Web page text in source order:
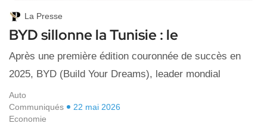
La Presse
BYD sillonne la Tunisie : le
Après une première édition couronnée de succès en
2025, BYD (Build Your Dreams), leader mondial
Auto
Communiqués
Economie
22 mai 2026